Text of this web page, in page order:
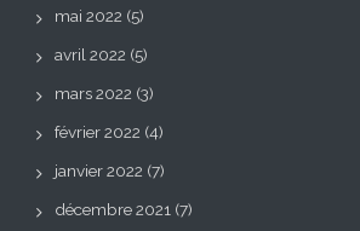
mai 2022 (5)
avril 2022 (5)
mars 2022 (3)
février 2022 (4)
janvier 2022 (7)
décembre 2021 (7)